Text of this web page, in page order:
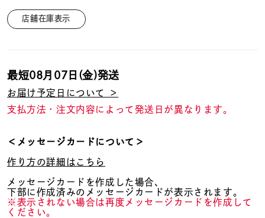
メンズ
価格 ¥0
在庫 在庫ありのみ
店舗在庫表示
最短08月07日(金)発送
お届け予定日について ＞
支払方法・注文内容によって発送日が異なります。
＜メッセージカードについて＞
作り方の詳細はこちら
メッセージカードを作成した場合、
下部に作成済みのメッセージカードが表示されます。
※表示されない場合は再度メッセージカードを作成して
ください。